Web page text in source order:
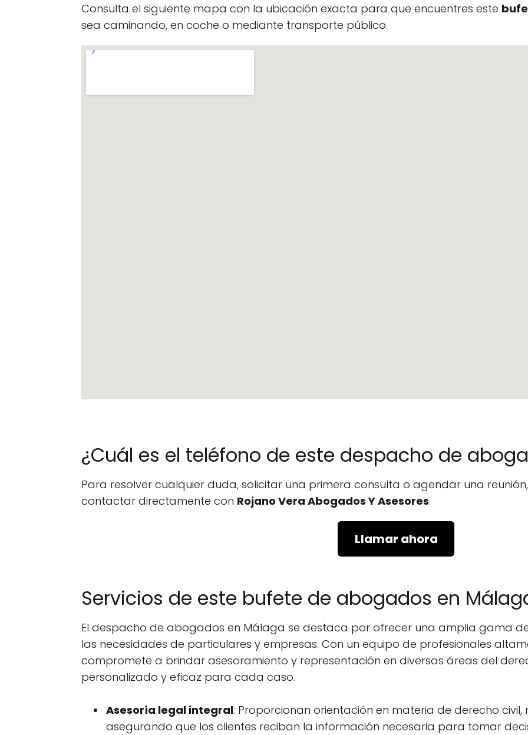
Consulta el siguiente mapa con la ubicación exacta para que encuentres este
sea caminando, en coche o mediante transporte público.
¿Cuál es el teléfono de este despacho de
Para resolver cualquier duda, solicitar una primera consulta o agendar una
contactar directamente con Rojano Vera Abogados Y Asesores.
Llamar ahora
Servicios de este bufete de abogados en
El despacho de abogados en Málaga se destaca por ofrecer una amplia gama
las necesidades de particulares y empresas. Con un equipo de profesionales
compromete a brindar asesoramiento y representación en diversas áreas del
personalizado y eficaz para cada caso.
Asesoría legal integral: Proporcionan orientación en materia de derecho
asegurando que los clientes reciban la información necesaria para tomar